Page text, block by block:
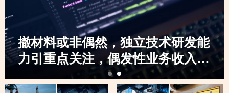
撤材料或非偶然，独立技术研发能
力引重点关注，偶发性业务收入骤
升，创业板定位之监管“不动摇”